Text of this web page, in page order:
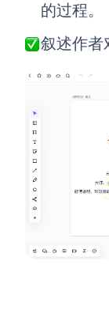
涂鸦画板
敏捷实践
的过程。
叙述作者